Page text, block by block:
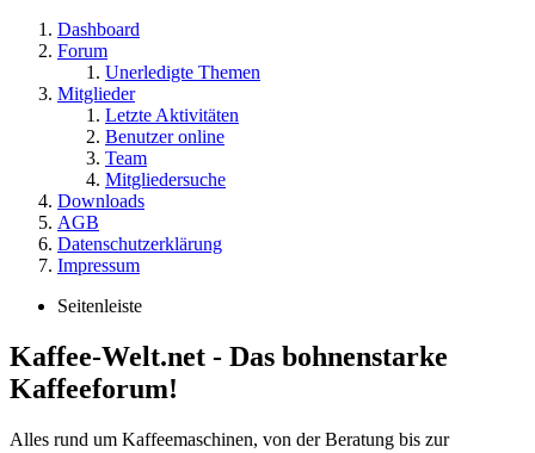
Dashboard
Forum
Unerledigte Themen
Mitglieder
Letzte Aktivitäten
Benutzer online
Team
Mitgliedersuche
Downloads
AGB
Datenschutzerklärung
Impressum
Seitenleiste
Kaffee-Welt.net - Das bohnenstarke
Kaffeeforum!
Alles rund um Kaffeemaschinen, von der Beratung bis zur